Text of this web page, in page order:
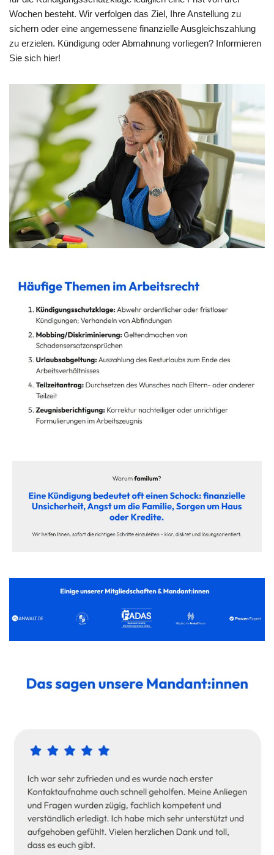
Wochen besteht. Wir verfolgen das Ziel, Ihre Anstellung zu
sichern oder eine angemessene finanzielle Ausgleichszahlung
zu erzielen. Kündigung oder Abmahnung vorliegen? Informieren
Sie sich hier!